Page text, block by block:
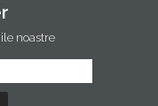
noastre